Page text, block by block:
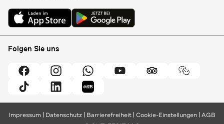
Folgen Sie uns
Impressum Datenschutz Barrierefreiheit Cookie-Einstellungen AGB